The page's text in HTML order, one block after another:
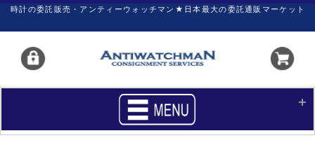
時計の委託販売・アンティーウォッチマン★日本最大の委託通販マーケット